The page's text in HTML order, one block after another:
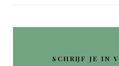
SCHRIJF JE IN